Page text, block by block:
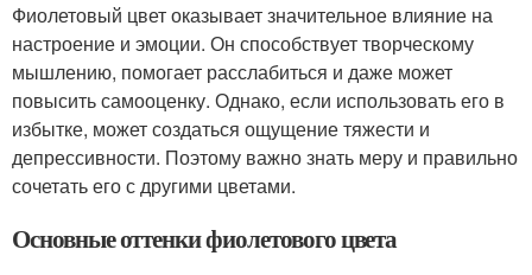
Фиолетовый цвет оказывает значительное влияние на
настроение и эмоции. Он способствует творческому
мышлению, помогает расслабиться и даже может
повысить самооценку. Однако, если использовать его в
избытке, может создаться ощущение тяжести и
депрессивности. Поэтому важно знать меру и правильно
сочетать его с другими цветами.
Основные оттенки фиолетового цвета